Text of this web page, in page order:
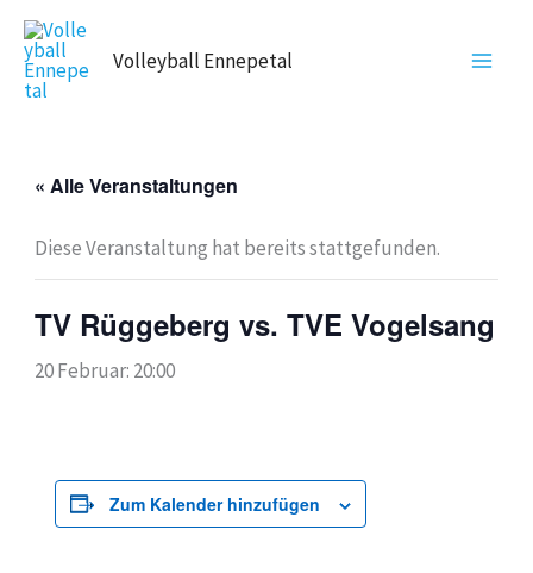
Zum
Inhalt
springen
Volleyball Ennepetal
« Alle Veranstaltungen
Diese Veranstaltung hat bereits stattgefunden.
TV Rüggeberg vs. TVE Vogelsang
20 Februar: 20:00
Zum Kalender hinzufügen